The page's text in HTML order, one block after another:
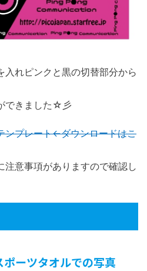
入れピンクと黒の切替部分から
できました☆彡
ンプレート←ダウンロードはこ
注意事項がありますので確認し
ーツタオルでの写真